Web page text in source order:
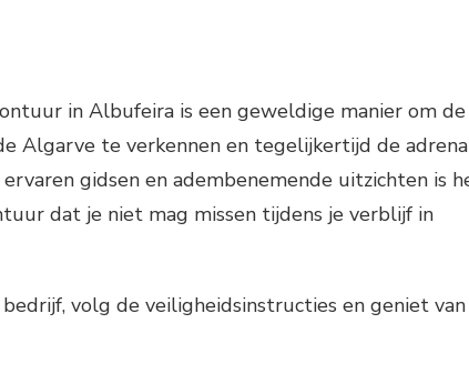
in Albufeira is een geweldige manier om de
Algarve te verkennen en tegelijkertijd de
gidsen en adembenemende uitzichten is
dat je niet mag missen tijdens je verblijf in
volg de veiligheidsinstructies en geniet